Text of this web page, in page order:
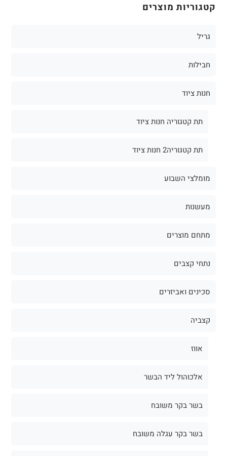
קטגוריות מוצרים
גריל
חבילות
חנות ציוד
תת קטגוריה חנות ציוד
תת קטגוריה2 חנות ציוד
מומלצי השבוע
מעשנות
מתחם מוצרים
נתחי קצבים
סכינים ואביזרים
קצביה
אווז
אלכוהול ליד הבשר
בשר בקר משובח
בשר בקר עגלה משובח